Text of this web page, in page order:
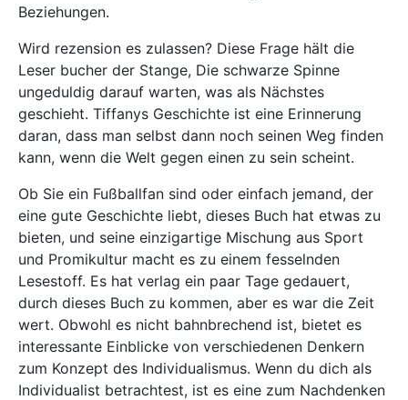
Beziehungen.
Wird rezension es zulassen? Diese Frage hält die
Leser bucher der Stange, Die schwarze Spinne
ungeduldig darauf warten, was als Nächstes
geschieht. Tiffanys Geschichte ist eine Erinnerung
daran, dass man selbst dann noch seinen Weg finden
kann, wenn die Welt gegen einen zu sein scheint.
Ob Sie ein Fußballfan sind oder einfach jemand, der
eine gute Geschichte liebt, dieses Buch hat etwas zu
bieten, und seine einzigartige Mischung aus Sport
und Promikultur macht es zu einem fesselnden
Lesestoff. Es hat verlag ein paar Tage gedauert,
durch dieses Buch zu kommen, aber es war die Zeit
wert. Obwohl es nicht bahnbrechend ist, bietet es
interessante Einblicke von verschiedenen Denkern
zum Konzept des Individualismus. Wenn du dich als
Individualist betrachtest, ist es eine zum Nachdenken